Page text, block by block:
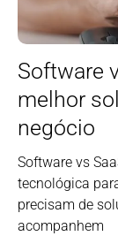
Software
melhor
negócio
Software vs
tecnológica
precisam de
acompanhem